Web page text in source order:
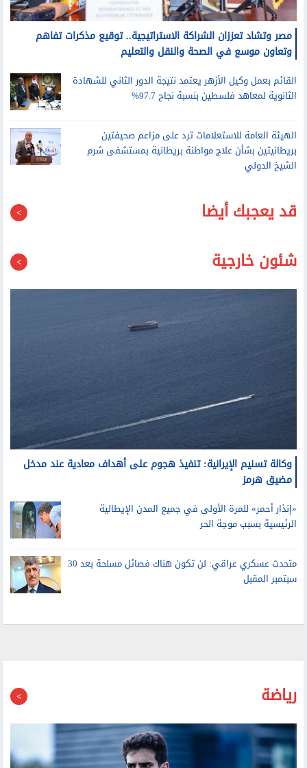
مصر وتشاد تعززان الشراكة الاستراتيجية.. توقيع مذكرات تفاهم
وتعاون موسع في الصحة والنقل والتعليم
القائم بعمل وكيل الأزهر يعتمد نتيجة الدور الثاني للشهادة
الثانوية لمعاهد فلسطين بنسبة نجاح 97.7%
بريطانيتين بشأن علاج مواطنة بريطانية بمستشفى شرم
الشيخ الدولي
قد يعجبك أيضا
شئون خارجية
وكالة تسنيم الإيرانية: تنفيذ هجوم على أهداف معادية عند مدخل
مضيق هرمز
«إنذار أحمر» للمرة الأولى في جميع المدن الإيطالية
الرئيسية بسبب موجة الحر
سبتمبر المقبل
رياضة